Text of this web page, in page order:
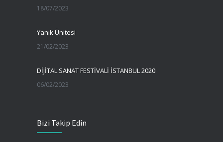
18/07/2023
Yanık Ünitesi
21/02/2023
DİJİTAL SANAT FESTİVALİ İSTANBUL 2020
06/02/2023
Bizi Takip Edin